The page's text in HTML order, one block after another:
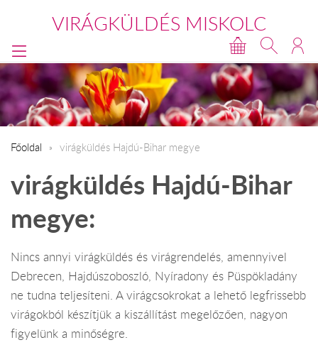
VIRÁGKÜLDÉS MISKOLC
Főoldal virágküldés Hajdú-Bihar megye
virágküldés Hajdú-Bihar
megye:
Nincs annyi virágküldés és virágrendelés, amennyivel
Debrecen, Hajdúszoboszló, Nyíradony és Püspökladány
ne tudna teljesíteni. A virágcsokrokat a lehető legfrissebb
virágokból készítjük a kiszállítást megelőzően, nagyon
figyelünk a minőségre.